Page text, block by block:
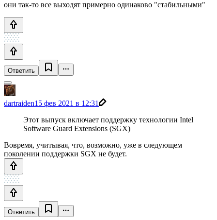
они так-то все выходят примерно одинаково "стабильными"
Ответить
dartraiden15 фев 2021 в 12:31
Этот выпуск включает поддержку технологии Intel
Software Guard Extensions (SGX)
Вовремя, учитывая, что, возможно, уже в следующем
поколении поддержки SGX не будет.
Ответить